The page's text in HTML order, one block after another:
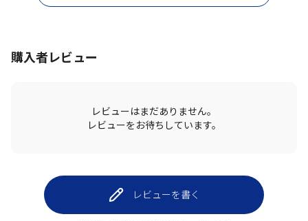
購入者レビュー
レビューはまだありません。
レビューをお待ちしています。
レビューを書く